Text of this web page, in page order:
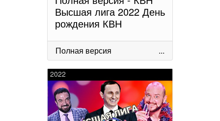
Высшая лига 2022 День
рождения КВН
Полная версия ...
2022